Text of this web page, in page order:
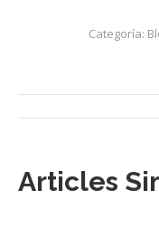
Categoría:
entre
Articles